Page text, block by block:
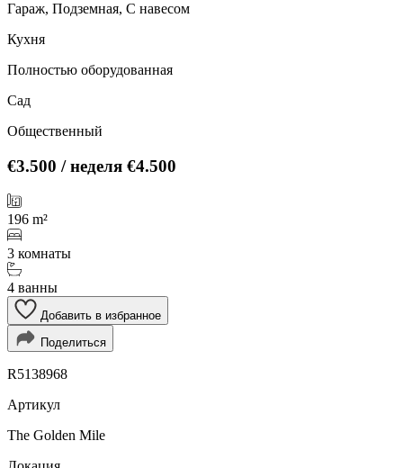
Гараж, Подземная, С навесом
Кухня
Полностью оборудованная
Сад
Общественный
€3.500 / неделя €4.500
196 m²
3 комнаты
4 ванны
Добавить в избранное
Поделиться
R5138968
Артикул
The Golden Mile